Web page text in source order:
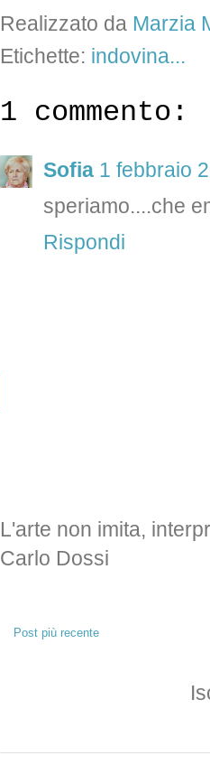
Realizzato da Marzia
Etichette: indovina...
1 commento:
Sofia 1 febbraio
speriamo....che
Rispondi
L'arte non imita,
Carlo Dossi
Post più recente